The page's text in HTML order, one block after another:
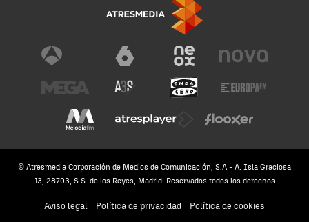
© Atresmedia Corporación de Medios de Comunicación, S.A - A. Isla Graciosa
13, 28703, S.S. de los Reyes, Madrid. Reservados todos los derechos
Aviso legal Política de privacidad Política de cookies